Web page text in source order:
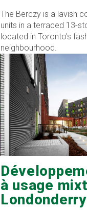
The Berczy is a lavish
units in a terraced 13-
located in Toronto’s
neighbourhood.
à usage
Londonderry